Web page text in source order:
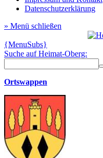
Datenschutzerklärung
» Menü schließen
{MenuSubs}
Suche auf Heimat-Oberg:
Ortswappen